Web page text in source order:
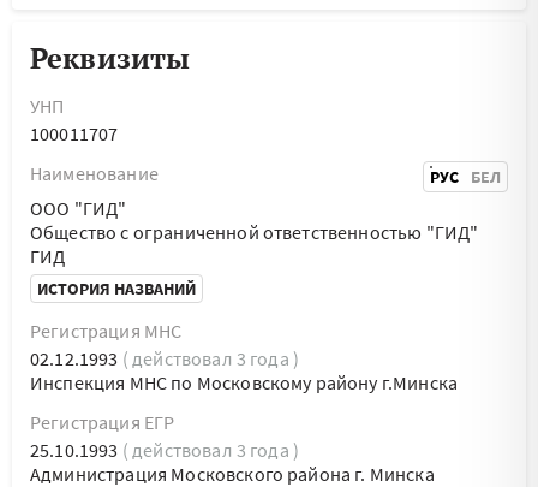
Реквизиты
УНП
100011707
Наименование
РУС БЕЛ
ООО "ГИД"
Общество с ограниченной ответственностью "ГИД"
ГИД
ИСТОРИЯ НАЗВАНИЙ
Регистрация МНС
02.12.1993 ( действовал 3 года )
Инспекция МНС по Московскому району г.Минска
Регистрация ЕГР
25.10.1993 ( действовал 3 года )
Администрация Московского района г. Минска